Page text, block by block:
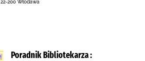
22-200 Włodawa
Poradnik Bibliotekarza :